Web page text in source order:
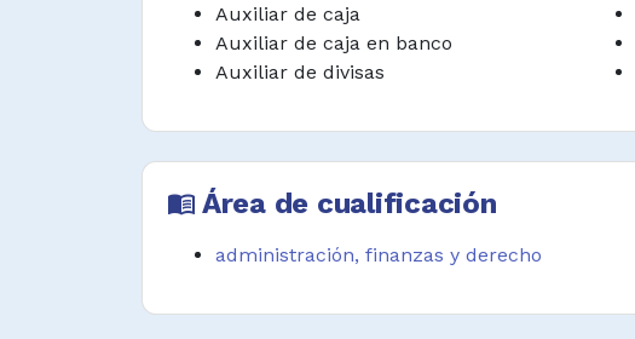
y manual técnico.
Desempeñar funciones afines.
Auxiliar de caja
Auxiliar de caja en banco
Auxiliar de divisas
menu_book Área de cualificación
administración, finanzas y derecho